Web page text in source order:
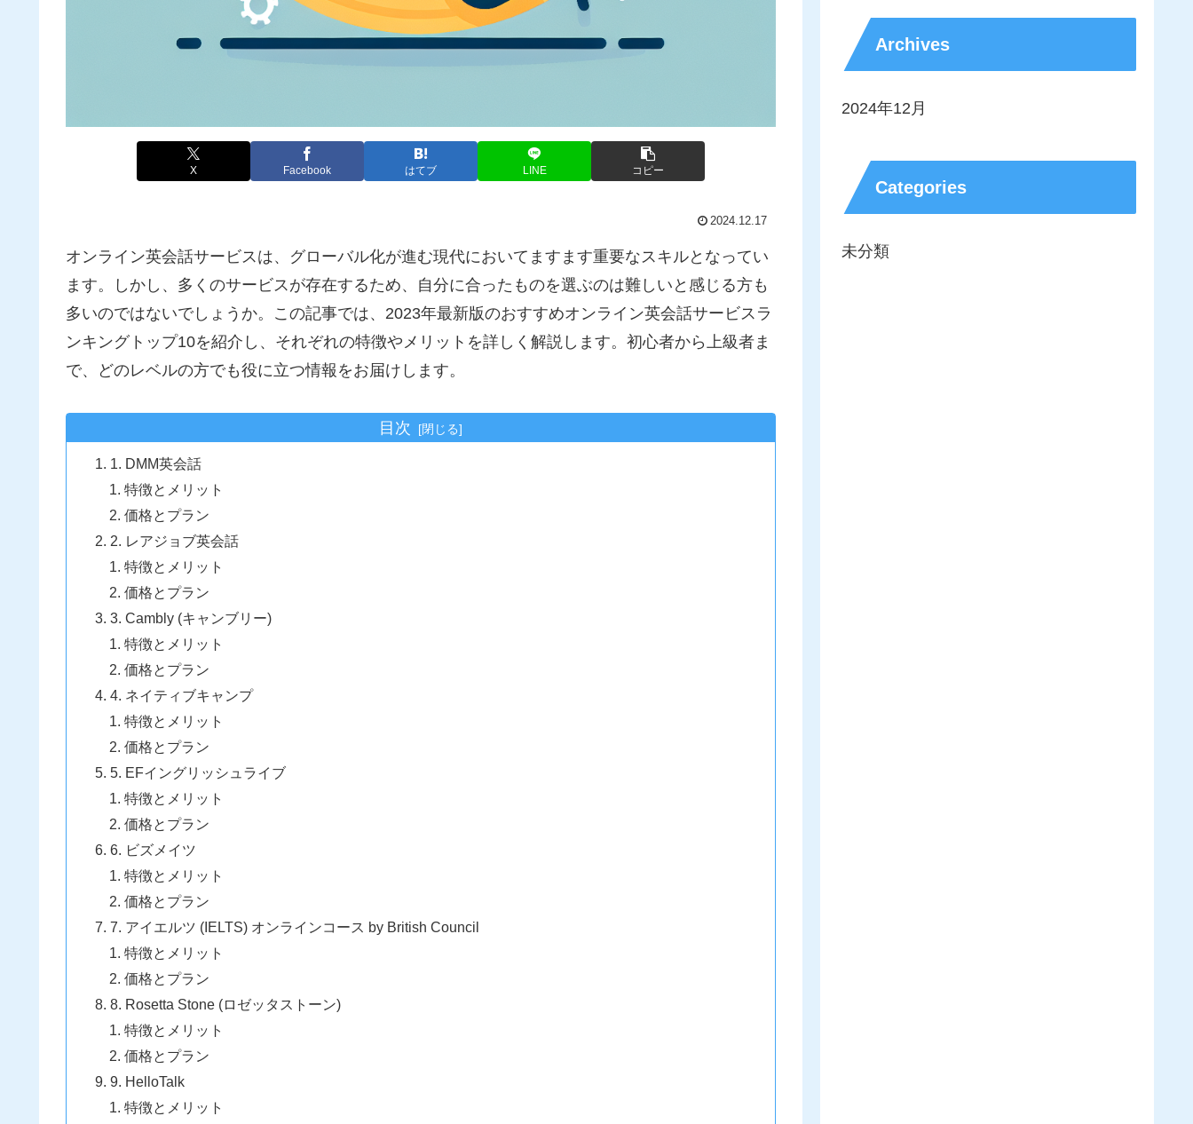
X Facebook はてブ LINE コピー
2024.12.17
オンライン英会話サービスは、グローバル化が進む現代においてますます重要なスキルとなってい
ます。しかし、多くのサービスが存在するため、自分に合ったものを選ぶのは難しいと感じる方も
多いのではないでしょうか。この記事では、2023年最新版のおすすめオンライン英会話サービスラ
ンキングトップ10を紹介し、それぞれの特徴やメリットを詳しく解説します。初心者から上級者ま
で、どのレベルの方でも役に立つ情報をお届けします。
目次
1. DMM英会話
特徴とメリット
価格とプラン
2. レアジョブ英会話
特徴とメリット
価格とプラン
3. Cambly (キャンブリー)
特徴とメリット
価格とプラン
4. ネイティブキャンプ
特徴とメリット
価格とプラン
5. EFイングリッシュライブ
特徴とメリット
価格とプラン
6. ビズメイツ
特徴とメリット
価格とプラン
7. アイエルツ (IELTS) オンラインコース by British Council
特徴とメリット
価格とプラン
8. Rosetta Stone (ロゼッタストーン)
特徴とメリット
価格とプラン
9. HelloTalk
特徴とメリット
Archives
2024年12月
Categories
未分類